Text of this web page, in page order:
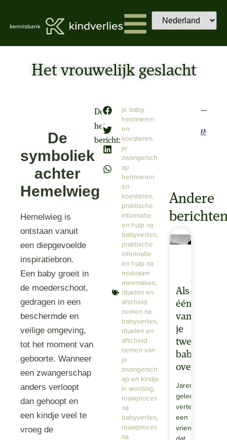
Het vrouwelijk geslacht
De
symboliek
achter
Hemelwieg
Hemelwieg is
ontstaan vanuit
een diepgevoelde
inspiratiebron.
Een baby groeit in
de moederschoot,
gedragen in een
beschermde en
veilige omgeving,
tot het moment van
geboorte. Wanneer
een zwangerschap
anders verloopt
dan gehoopt en
een kindje veel te
vroeg de
Deel
het
bericht:
je baby
herinneren
en
koesteren,
je
zwangersch
ap
herinneren
en
koesteren,
praktische
informatie
en hulp na
babyverlies,
praktische
informatie
en hulp na
miskraam
meemaken,
rituelen en
afscheid
nemen na
babyverlies,
rituelen en
afscheid
nemen van
je
zwangersch
ap en kindje
in wording,
rouwproces
na
babyverlies,
rouwproces
na
Andere
Als
één
van
je
tweeling
baby’s
overlijdt
Jaren
geleden
vertelde
een
vriendin
Previous